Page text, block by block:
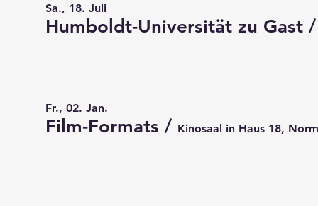
Sa., 18. Juli
Humboldt-Universität zu Gast
Fr., 02. Jan.
Film-Formats / Kinosaal in Haus 18,